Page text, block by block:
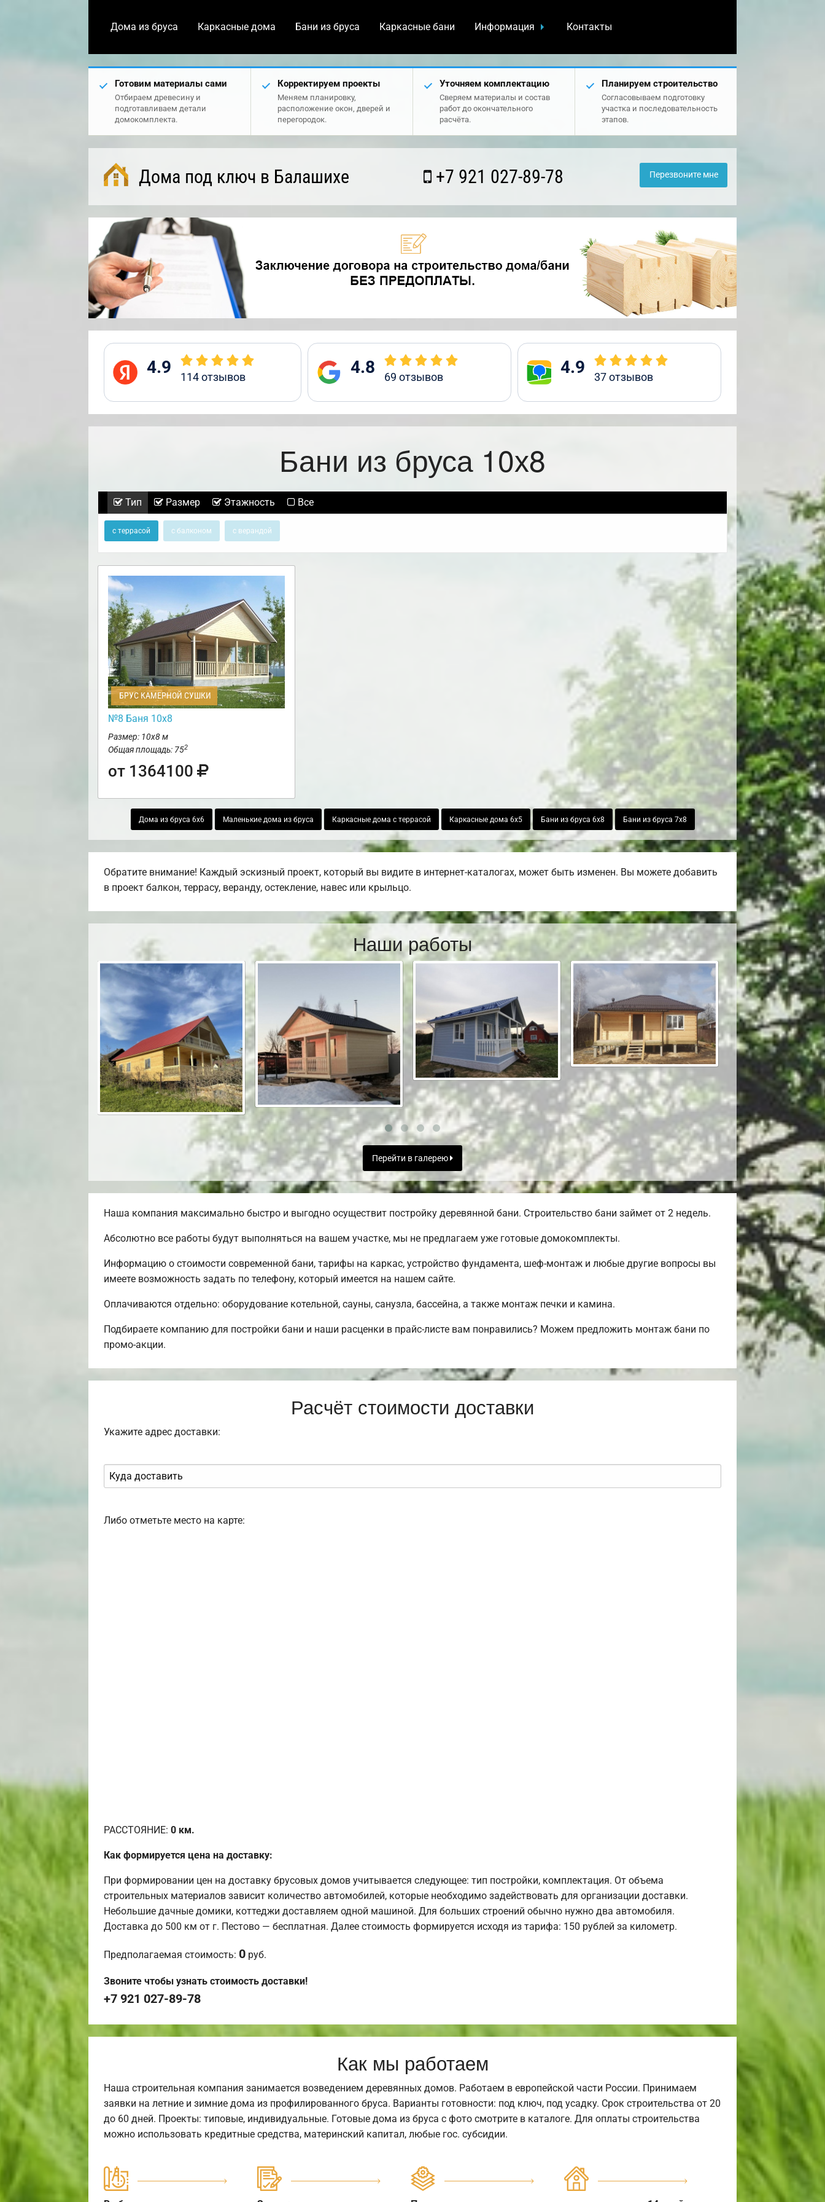
Дома из бруса Каркасные дома Бани из бруса Каркасные бани Информация Контакты
Готовим материалы сами
Отбираем древесину и
подготавливаем детали
домокомплекта.
Корректируем проекты
Меняем планировку,
расположение окон, дверей и
перегородок.
Уточняем комплектацию
Сверяем материалы и состав
работ до окончательного
расчёта.
Планируем строительство
Согласовываем подготовку
участка и последовательность
этапов.
Дома под ключ в Балашихе +7 921 027-89-78 Перезвоните мне
4.9 114отзывов 4.8 69 отзывов 4.9 37отзывов
Бани из бруса 10х8
Тип Размер Этажность Все
с террасой с балконом с верандой
БРУС КАМЕРНОЙ СУШКИ
№8 Баня 10х8
Размер: 10х8 м
Общая площадь: 752
от 1364100
Дома из бруса 6х6 Маленькие дома из бруса Каркасные дома с террасой Каркасные дома 6х5 Бани из бруса 6х8 Бани из бруса 7х8
Обратите внимание! Каждый эскизный проект, который вы видите в интернет-каталогах, может быть изменен. Вы можете добавить
в проект балкон, террасу, веранду, остекление, навес или крыльцо.
Наши работы
Перейти в галерею
Наша компания максимально быстро и выгодно осуществит постройку деревянной бани. Строительство бани займет от 2 недель.
Абсолютно все работы будут выполняться на вашем участке, мы не предлагаем уже готовые домокомплекты.
Информацию о стоимости современной бани, тарифы на каркас, устройство фундамента, шеф-монтаж и любые другие вопросы вы
имеете возможность задать по телефону, который имеется на нашем сайте.
Оплачиваются отдельно: оборудование котельной, сауны, санузла, бассейна, а также монтаж печки и камина.
Подбираете компанию для постройки бани и наши расценки в прайс-листе вам понравились? Можем предложить монтаж бани по
промо-акции.
Расчёт стоимости доставки
Укажите адрес доставки:
Либо отметьте место на карте:
РАССТОЯНИЕ: 0 км.
Как формируется цена на доставку:
При формировании цен на доставку брусовых домов учитывается следующее: тип постройки, комплектация. От объема
строительных материалов зависит количество автомобилей, которые необходимо задействовать для организации доставки.
Небольшие дачные домики, коттеджи доставляем одной машиной. Для больших строений обычно нужно два автомобиля.
Доставка до 500 км от г. Пестово — бесплатная. Далее стоимость формируется исходя из тарифа: 150 рублей за километр.
Предполагаемая стоимость: 0 руб.
Звоните чтобы узнать стоимость доставки!
+7 921 027-89-78
Как мы работаем
Наша строительная компания занимается возведением деревянных домов. Работаем в европейской части России. Принимаем
заявки на летние и зимние дома из профилированного бруса. Варианты готовности: под ключ, под усадку. Срок строительства от 20
до 60 дней. Проекты: типовые, индивидуальные. Готовые дома из бруса с фото смотрите в каталоге. Для оплаты строительства
можно использовать кредитные средства, материнский капитал, любые гос. субсидии.